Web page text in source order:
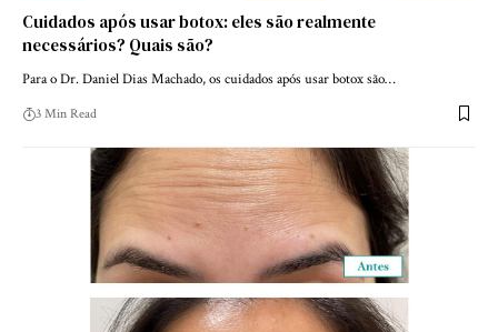
Cuidados após usar botox: eles são realmente
necessários? Quais são?
Para o Dr. Daniel Dias Machado, os cuidados após usar botox são…
3 Min Read